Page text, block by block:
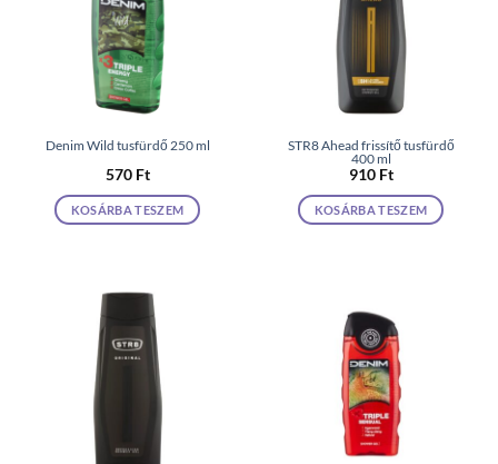
Denim Wild tusfürdő 250 ml
570 Ft
KOSÁRBA TESZEM
STR8 Ahead frissítő tusfürdő
400 ml
910 Ft
KOSÁRBA TESZEM